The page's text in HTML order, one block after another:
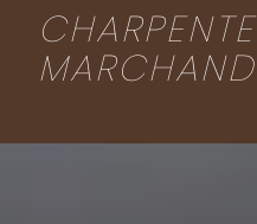
CHARPENTE
MARCHAND